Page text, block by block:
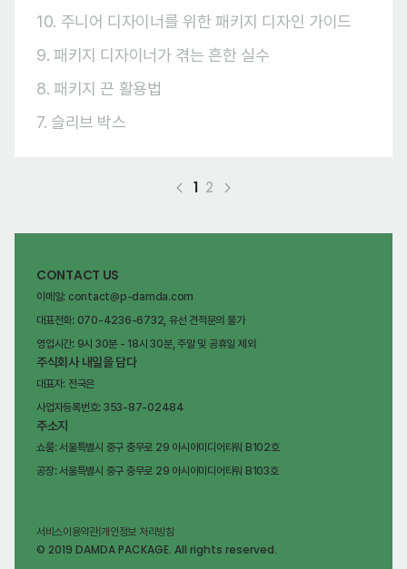
10. 주니어 디자이너를 위한 패키지 디자인 가이드
9. 패키지 디자이너가 겪는 흔한 실수
8. 패키지 끈 활용법
7. 슬리브 박스
1 2
CONTACT US
이메일: contact@p-damda.com
대표전화: 070-4236-6732, 유선 견적문의 불가
영업시간: 9시 30분 - 18시 30분, 주말 및 공휴일 제외
주식회사 내일을 담다
대표자: 전국은
사업자등록번호: 353-87-02484
주소지
쇼룸: 서울특별시 중구 충무로 29 아시아미디어타워 B102호
공장: 서울특별시 중구 충무로 29 아시아미디어타워 B103호
서비스이용약관| 개인정보 처리방침
© 2019 DAMDA PACKAGE. All rights reserved.